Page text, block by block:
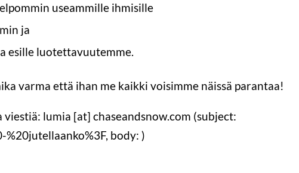
useammille ihmisille
ja
esille luotettavuutemme.
varma että ihan me kaikki voisimme näissä parantaa!
viestiä: lumia [at] chaseandsnow.com (subject:
body: )